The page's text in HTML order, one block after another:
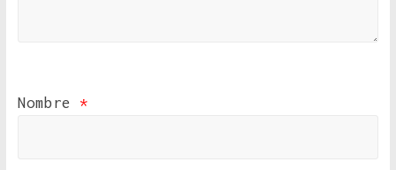
Nombre *